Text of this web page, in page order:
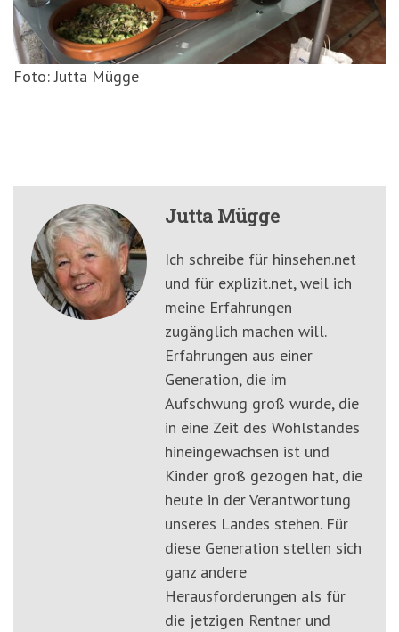
Foto: Jutta Mügge
Jutta Mügge
Ich schreibe für hinsehen.net
und für explizit.net, weil ich
meine Erfahrungen
zugänglich machen will.
Erfahrungen aus einer
Generation, die im
Aufschwung groß wurde, die
in eine Zeit des Wohlstandes
hineingewachsen ist und
Kinder groß gezogen hat, die
heute in der Verantwortung
unseres Landes stehen. Für
diese Generation stellen sich
ganz andere
Herausforderungen als für
die jetzigen Rentner und